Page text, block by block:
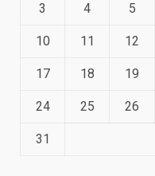
3 4 5
10 11 12
17 18 19
24 25 26
31